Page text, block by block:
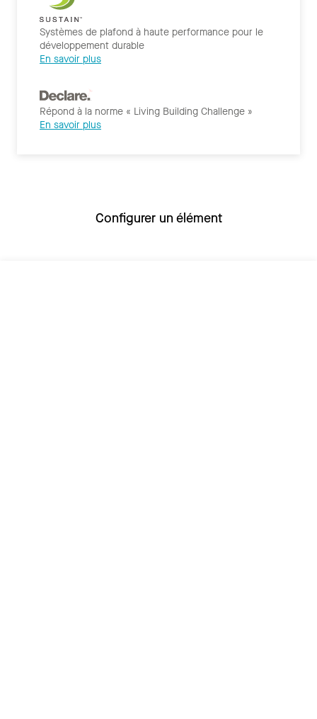
Systèmes de plafond à haute performance pour le
développement durable
En savoir plus
Répond à la norme « Living Building Challenge »
En savoir plus
Configurer un élément